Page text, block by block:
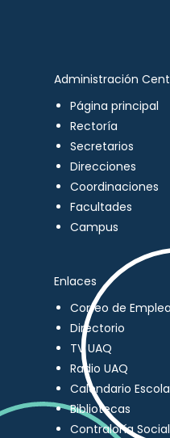
Administración
Página principal
Rectoría
Secretarios
Direcciones
Coordinaciones
Facultades
Campus
Enlaces
Correo de
Directorio
TV UAQ
Radio UAQ
Calendario
Bibliotecas
Contraloría Social